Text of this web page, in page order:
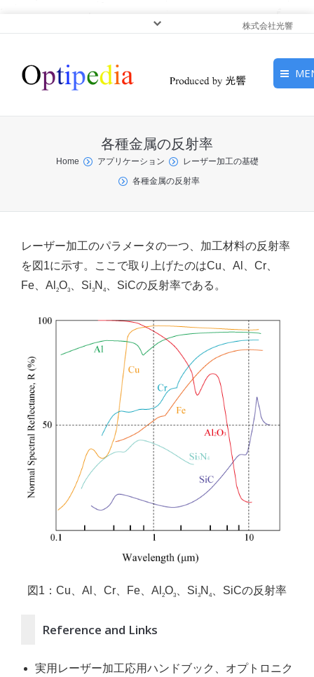
株式会社光響
ピックアップ
光基礎・光源
サービス
各種金属の反射率
You are here:
Home アプリケーション
レーザー加工の基礎
各種金属の反射率
レーザー加工のパラメータの一つ、加工材料の反射率
を図1に示す。ここで取り上げたのはCu、Al、Cr、
Fe、Al 2O3 、Si3 N 4 、SiCの反射率である。
図1：Cu、Al、Cr、Fe、Al 2O3 、Si3 N 4 、SiCの反射率
Reference and Links
実用レーザー加工応用ハンドブック、オプトロニク